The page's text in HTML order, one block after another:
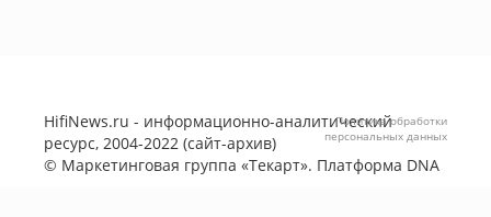
HifiNews.ru - информационно-аналитический
ресурс, 2004-2022 (сайт-архив)
© Маркетинговая группа «Текарт». Платформа DNA
Политика обработки
персональных данных